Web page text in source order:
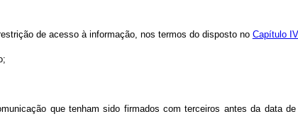
de acesso à informação, nos termos do disposto no Capítulo
que tenham sido firmados com terceiros antes da data